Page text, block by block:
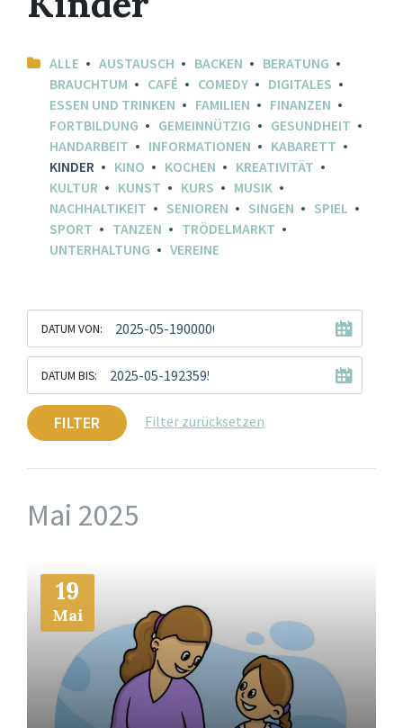
ALLE AUSTAUSCH BACKEN
BERATUNG
BRAUCHTUM
CAFÉ COMEDY
DIGITALES
ESSEN UND TRINKEN
FAMILIEN
FINANZEN
FORTBILDUNG
GEMEINNÜTZIG
GESUNDHEIT
HANDARBEIT
INFORMATIONEN
KABARETT
KINDER
KINO KOCHEN
KREATIVITÄT
KULTUR
KUNST KURS
MUSIK
NACHHALTIKEIT
SENIOREN SINGEN
SPIEL
SPORT
TANZEN
TRÖDELMARKT
UNTERHALTUNG
VEREINE
DATUM VON:
DATUM BIS:
FILTER Filter zurücksetzen
Mai 2025
19
Mai